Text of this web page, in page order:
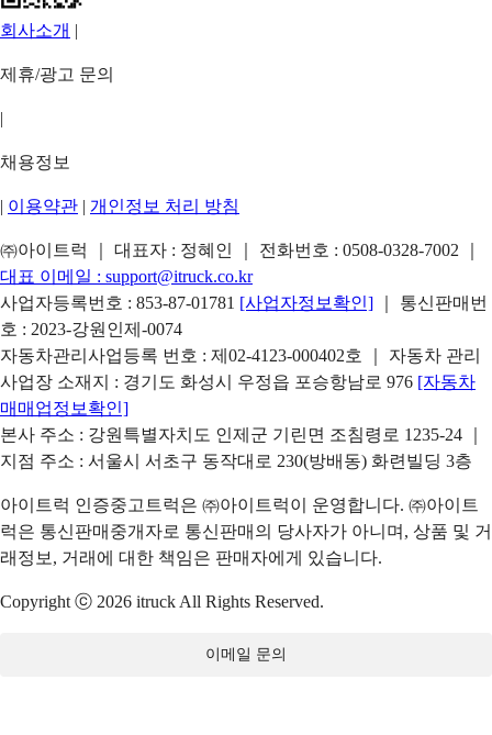
회사소개 |
제휴/광고 문의
|
채용정보
| 이용약관 | 개인정보 처리 방침
㈜아이트럭 ｜ 대표자 : 정혜인 ｜ 전화번호 : 0508-0328-7002
대표 이메일 : support@itruck.co.kr
사업자등록번호 : 853-87-01781 [사업자정보확인]
｜ 통신판매번
호 : 2023-강원인제-0074
자동차관리사업등록 번호 : 제02-4123-000402호 ｜ 자동차 관리
사업장 소재지 : 경기도 화성시 우정읍 포승항남로 976 [자동차
매매업정보확인]
본사 주소 : 강원특별자치도 인제군 기린면 조침령로 1235-24 ｜
지점 주소 : 서울시 서초구 동작대로 230(방배동) 화련빌딩 3층
아이트럭 인증중고트럭은 ㈜아이트럭이 운영합니다. ㈜아이트
럭은 통신판매중개자로 통신판매의 당사자가 아니며, 상품 및 거
래정보, 거래에 대한 책임은 판매자에게 있습니다.
Copyright ⓒ 2026 itruck All Rights Reserved.
이메일 문의